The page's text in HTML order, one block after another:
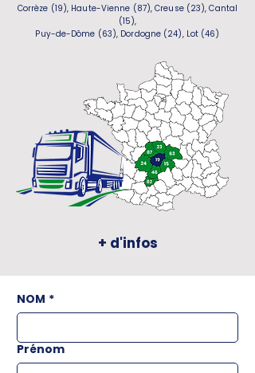
Corrèze (19), Haute-Vienne (87), Creuse (23), Cantal
(15),
Puy-de-Dôme (63), Dordogne (24), Lot (46)
+ d'infos
NOM *
Prénom